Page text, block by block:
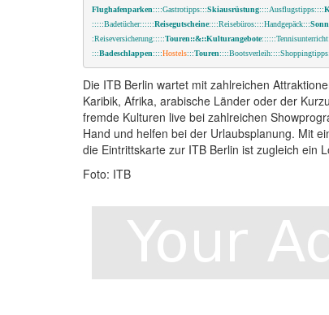
Flughafenparken::::Gastrotipps:::Skiausrüstung::::Ausflugstipps::::
:::::Badetücher::::::Reisegutscheine::::Reisebüros::::Handgepäck:::
:Reiseversicherung:::::Touren::&::Kulturangebote
:::Badeschlappen::::Hostels:::Touren
Die ITB Berlin wartet mit zahlreichen
Karibik, Afrika, arabische Länder oder der
fremde Kulturen live bei zahlreichen
Hand und helfen bei der Urlaubsplanung. Mit
die Eintrittskarte zur ITB Berlin ist zugleich ein
Foto: ITB